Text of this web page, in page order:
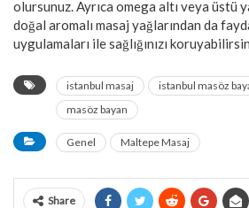
olursunuz. Ayrıca omega altı veya üstü
doğal aromalı masaj yağlarından da
uygulamaları ile sağlığınızı
istanbul masaj istanbul masöz
masöz bayan
Genel Maltepe Masaj
Share